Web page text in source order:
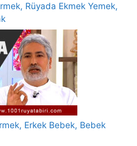
Rüyada Ekmek Yemek,
Erkek Bebek, Bebek